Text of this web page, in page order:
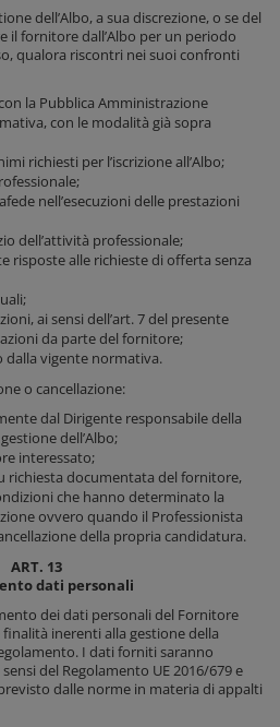
dell’Albo, a sua discrezione, o se del
il fornitore dall’Albo per un periodo
qualora riscontri nei suoi confronti
la Pubblica Amministrazione
con le modalità già sopra
richiesti per l’iscrizione all’Albo;
nell’esecuzioni delle prestazioni
dell’attività professionale;
risposte alle richieste di offerta senza
ai sensi dell’art. 7 del presente
da parte del fornitore;
dalla vigente normativa.
o cancellazione:
dal Dirigente responsabile della
dell’Albo;
interessato;
richiesta documentata del fornitore,
che hanno determinato la
ovvero quando il Professionista
della propria candidatura.
ART. 13
dati personali
dei dati personali del Fornitore
inerenti alla gestione della
I dati forniti saranno
del Regolamento UE 2016/679 e
dalle norme in materia di appalti